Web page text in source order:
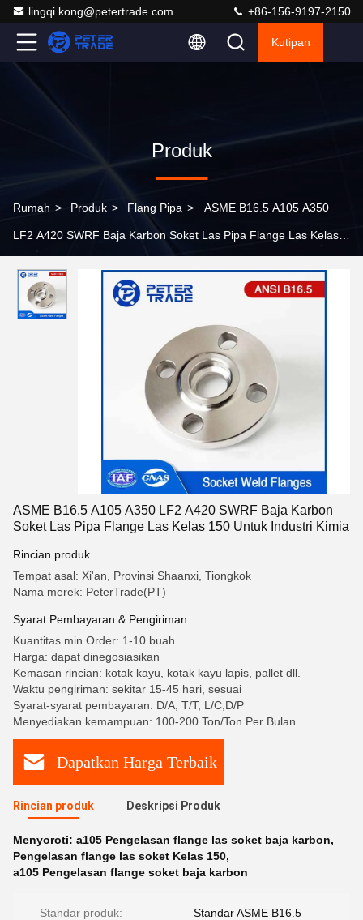
lingqi.kong@petertrade.com +86-156-9197-2150
Kutipan
Produk
Rumah > Produk > Flang Pipa > ASME B16.5 A105 A350
LF2 A420 SWRF Baja Karbon Soket Las Pipa Flange Las Kelas
ASME B16.5 A105 A350 LF2 A420 SWRF Baja Karbon
Soket Las Pipa Flange Las Kelas 150 Untuk Industri Kimia
Rincian produk
Tempat asal: Xi'an, Provinsi Shaanxi, Tiongkok
Nama merek: PeterTrade(PT)
Syarat Pembayaran & Pengiriman
Kuantitas min Order: 1-10 buah
Harga: dapat dinegosiasikan
Kemasan rincian: kotak kayu, kotak kayu lapis, pallet dll.
Waktu pengiriman: sekitar 15-45 hari, sesuai
Syarat-syarat pembayaran: D/A, T/T, L/C,D/P
Menyediakan kemampuan: 100-200 Ton/Ton Per Bulan
Dapatkan Harga Terbaik
Rincian produk Deskripsi Produk
Menyoroti: a105 Pengelasan flange las soket baja karbon,
Pengelasan flange las soket Kelas 150,
a105 Pengelasan flange soket baja karbon
Standar produk: Standar ASME B16.5